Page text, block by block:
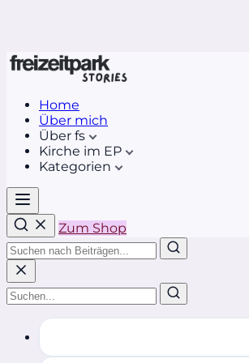
Home
Über mich
Über fs
Kirche im EP
Kategorien
Zum Shop